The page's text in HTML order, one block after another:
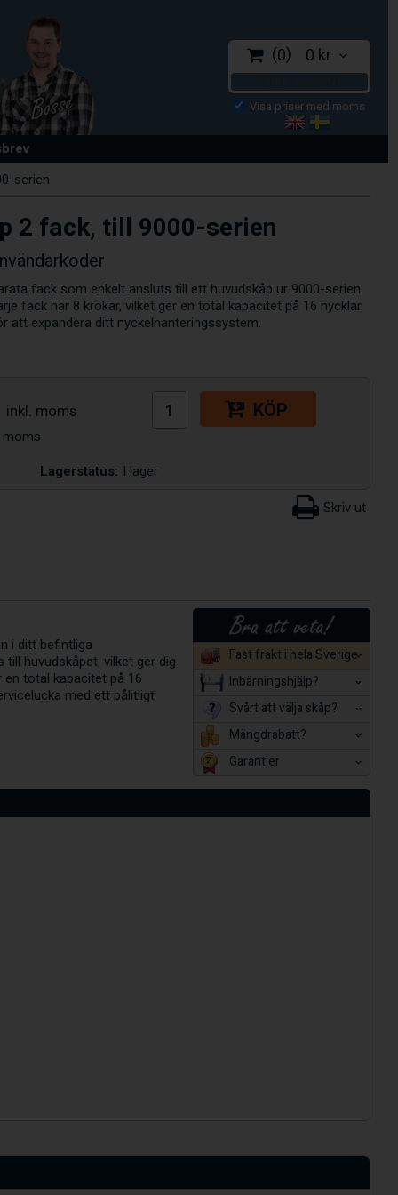
0 0 kr
serien
2 fack, till 9000-serien
fack som enkelt ansluts till ett huvudskåp ur 9000-serien
fack har 8 krokar, vilket ger en total kapacitet på 16 nycklar.
att expandera ditt nyckelhanteringssystem.
KÖP
Lagerstatus: I lager
Fast frakt i hela Sverige
Inbärningshjälp?
Svårt att välja skåp?
Mängdrabatt?
Garantier
i ditt befintliga
huvudskåpet, vilket ger dig
en total kapacitet på 16
med ett pålitligt